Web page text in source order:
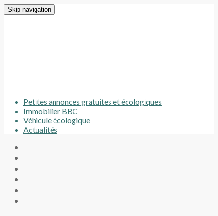
Skip navigation
Petites annonces gratuites et écologiques
Immobilier BBC
Véhicule écologique
Actualités